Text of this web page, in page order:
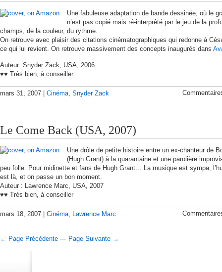
Une fabuleuse adaptation de bande dessinée, où le
n’est pas copié mais ré-interprêté par le jeu de la
champs, de la couleur, du rythme.
On retrouve avec plaisir des citations cinématographiques qui redonne à
ce qui lui revient. On retrouve massivement des concepts inaugurés dans
Auteur: Snyder Zack, USA, 2006
♥♥ Très bien, à conseiller
mars 31, 2007 | Cinéma, Snyder Zack
Le Come Back (USA, 2007)
Une drôle de petite histoire entre un ex-chanteur de
(Hugh Grant) à la quarantaine et une parolière
peu folle. Pour midinette et fans de Hugh Grant… La musique est sympa,
est là, et on passe un bon moment.
Auteur : Lawrence Marc, USA, 2007
♥♥ Très bien, à conseiller
mars 18, 2007 | Cinéma, Lawrence Marc
← Page Précédente — Page Suivante →